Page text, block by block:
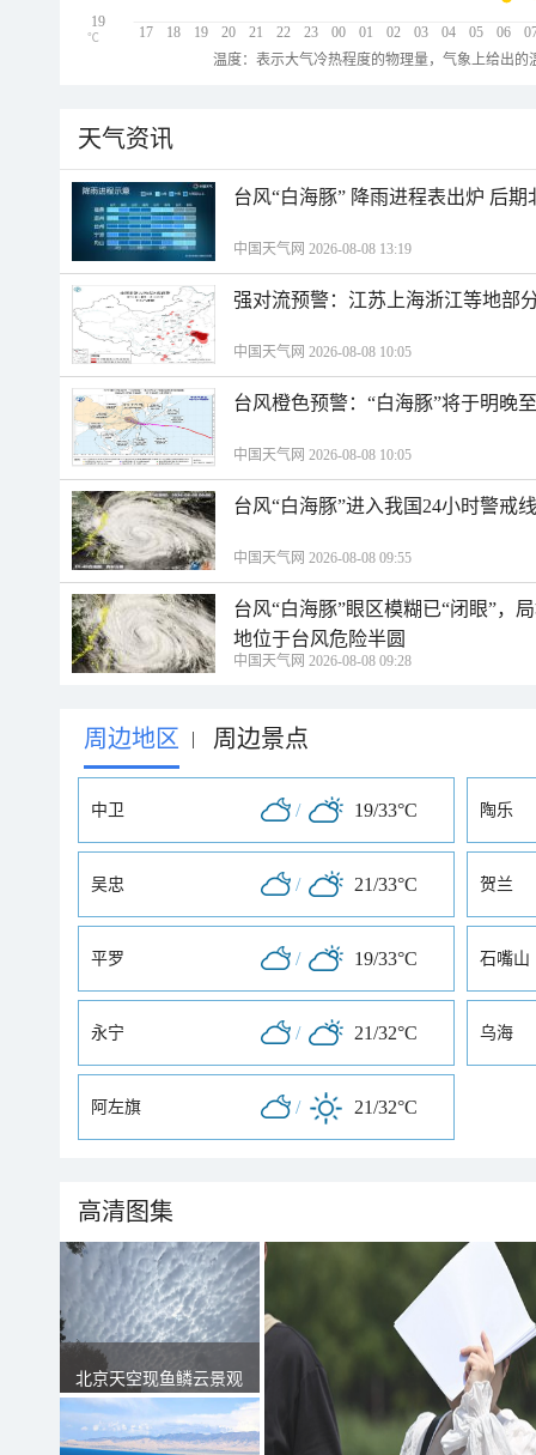
17 18 19 20 21 22 23 00 01 02 03 04 05 06
19
℃
温度：表示大气冷热程度的物理量，气象上给出
天气资讯
台风“白海豚” 降雨进程表出炉 后
中国天气网 2026-08-08 13:19
强对流预警：江苏上海浙江等地部
中国天气网 2026-08-08 10:05
台风橙色预警：“白海豚”将于明晚
中国天气网 2026-08-08 10:05
台风“白海豚”进入我国24小时警戒
中国天气网 2026-08-08 09:55
台风“白海豚”眼区模糊已“闭眼”，
地位于台风危险半圆
中国天气网 2026-08-08 09:28
周边地区 | 周边景点
中卫 / 19/33°C 陶乐
吴忠 / 21/33°C 贺兰
平罗 / 19/33°C 石嘴山
永宁 / 21/32°C 乌海
阿左旗 / 21/32°C
高清图集
北京天空现鱼鳞云景观